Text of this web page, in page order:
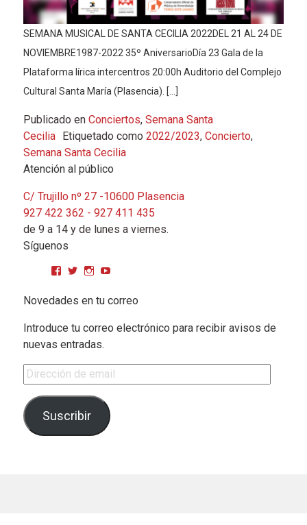
SEMANA MUSICAL DE SANTA CECILIA 2022DEL 21 AL 24 DE
NOVIEMBRE1987-2022 35º AniversarioDía 23 Gala de la
Plataforma lírica intercentros 20:00h Auditorio del Complejo
Cultural Santa María (Plasencia). […]
Publicado en Conciertos, Semana Santa
Cecilia
Etiquetado como 2022/2023, Concierto,
Semana Santa Cecilia
Atención al público
C/ Trujillo nº 27 -10600 Plasencia
927 422 362 - 927 411 435
de 9 a 14 y de lunes a viernes.
Síguenos
Ver perfil de CPMGarciaMatos en Facebook
Ver perfil de cpmgarciamatos en Twitter
Ver perfil de cpmgarciamatos en Instagram
YouTube
Novedades en tu correo
Introduce tu correo electrónico para recibir avisos de
nuevas entradas.
Dirección de email
Suscribir